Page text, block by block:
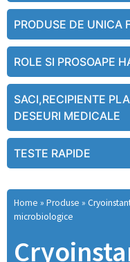
PRODUSE DE UNICA
ROLE SI PROSOAPE
SACI,RECIPIENTE
DESEURI MEDICALE
TESTE RAPIDE
Home » Produse »
microbiologice